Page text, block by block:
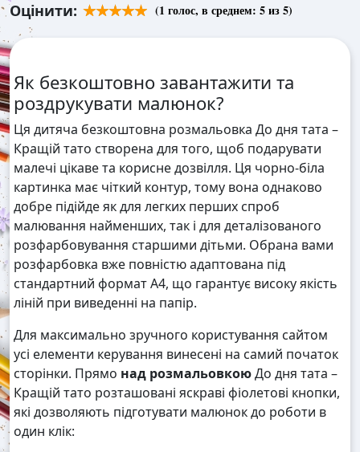
Оцінити: (1 голос, в среднем: 5из 5)
Як безкоштовно завантажити та
роздрукувати малюнок?
Ця дитяча безкоштовна розмальовка До дня тата –
Кращій тато створена для того, щоб подарувати
малечі цікаве та корисне дозвілля. Ця чорно-біла
картинка має чіткий контур, тому вона однаково
добре підійде як для легких перших спроб
малювання найменших, так і для деталізованого
розфарбовування старшими дітьми. Обрана вами
розфарбовка вже повністю адаптована під
стандартний формат А4, що гарантує високу якість
ліній при виведенні на папір.
Для максимально зручного користування сайтом
усі елементи керування винесені на самий початок
сторінки. Прямо над розмальовкоюДо дня тата –
Кращій тато розташовані яскраві фіолетові кнопки,
які дозволяють підготувати малюнок до роботи в
один клік: